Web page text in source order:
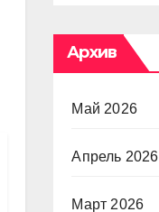
Архив
Май 2026
Апрель 2026
Март 2026